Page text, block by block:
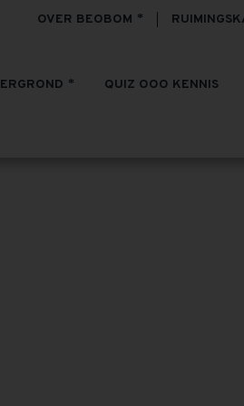
OVER BEOBOM
QUIZ OOO KENNIS